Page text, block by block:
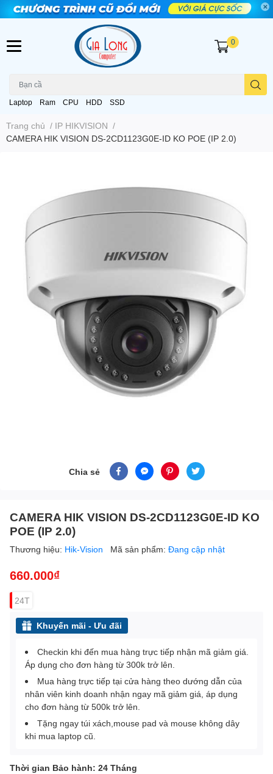
Laptop Ram CPU HDD SSD
0
Trang chủ / IP HIKVISION /
CAMERA HIK VISION DS-2CD1123G0E-ID KO POE (IP 2.0)
Chia sẻ
CAMERA HIK VISION DS-2CD1123G0E-ID KO
POE (IP 2.0)
Thương hiệu: Hik-Vision Mã sản phẩm: Đang cập nhật
660.000₫
24T
Khuyến mãi - Ưu đãi
Checkin khi đến mua hàng trực tiếp nhận mã giảm giá.
Áp dụng cho đơn hàng từ 300k trở lên.
Mua hàng trực tiếp tại cửa hàng theo dướng dẫn của
nhân viên kinh doanh nhận ngay mã giảm giá, áp dụng
cho đơn hàng từ 500k trở lên.
Tặng ngay túi xách,mouse pad và mouse không dây
khi mua laptop cũ.
Thời gian Bảo hành: 24 Tháng